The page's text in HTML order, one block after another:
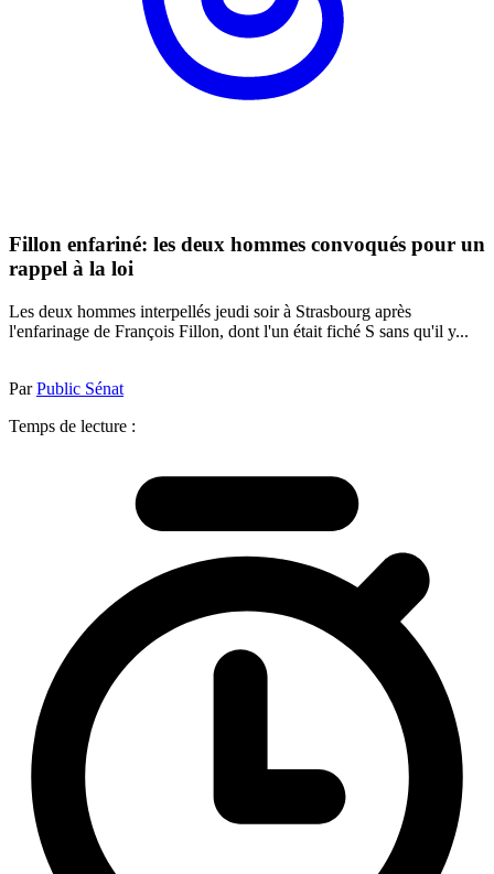
Fillon enfariné: les deux hommes convoqués pour un
rappel à la loi
Les deux hommes interpellés jeudi soir à Strasbourg après
l'enfarinage de François Fillon, dont l'un était fiché S sans qu'il y...
ParPublic Sénat
Temps de lecture :